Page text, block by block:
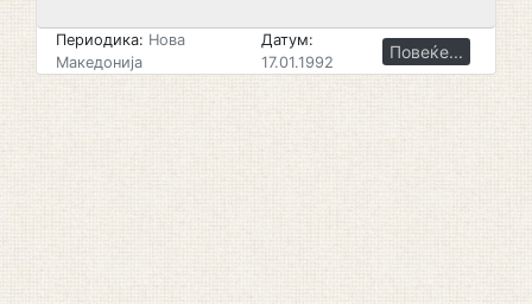
Периодика: Нова
Македонија
Датум:
17.01.1992
Повеќе...